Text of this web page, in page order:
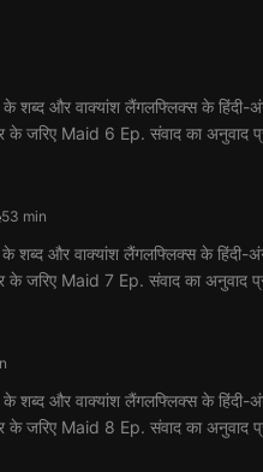
और वाक्यांश लैंगलफ्लिक्स के हिंदी-
के जरिए Maid 6 Ep. संवाद का अनुवाद
53 min
और वाक्यांश लैंगलफ्लिक्स के हिंदी-
के जरिए Maid 7 Ep. संवाद का अनुवाद
और वाक्यांश लैंगलफ्लिक्स के हिंदी-
के जरिए Maid 8 Ep. संवाद का अनुवाद